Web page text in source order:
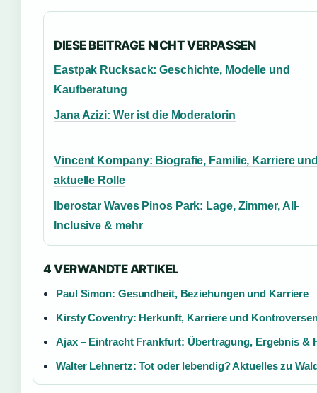
DIESE BEITRAGE NICHT VERPASSEN
Eastpak Rucksack: Geschichte, Modelle und
Kaufberatung
Jana Azizi: Wer ist die Moderatorin
Vincent Kompany: Biografie, Familie, Karriere
aktuelle Rolle
Iberostar Waves Pinos Park: Lage, Zimmer, All-
Inclusive & mehr
4 VERWANDTE ARTIKEL
Paul Simon: Gesundheit, Beziehungen und Karriere
Kirsty Coventry: Herkunft, Karriere und
Ajax – Eintracht Frankfurt: Übertragung, Ergebnis &
Walter Lehnertz: Tot oder lebendig? Aktuelles zu